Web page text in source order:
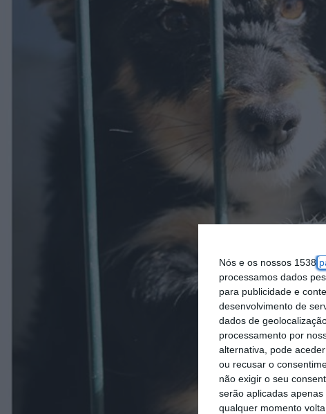
Nós e os nossos 1538
processamos dados
para publicidade e
desenvolvimento de
dados de
processamento por
alternativa, pode
ou recusar o
não exigir o seu
serão aplicadas
qualquer momento